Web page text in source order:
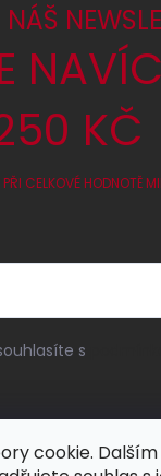
cookie.
NAVÍC
KČ
PŘI CELKOVÉ HODNOTĚ
s